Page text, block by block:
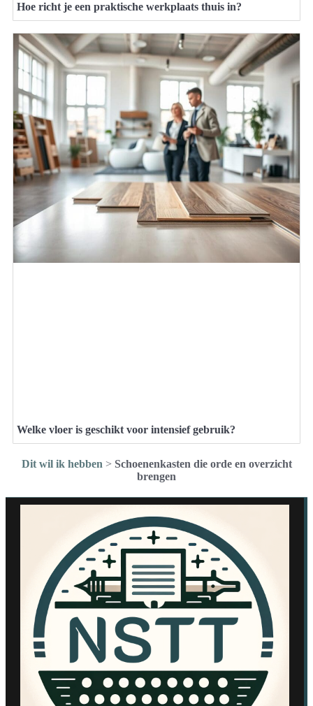
Hoe richt je een praktische werkplaats thuis in?
Welke vloer is geschikt voor intensief gebruik?
Dit wil ik hebben > Schoenenkasten die orde en overzicht
brengen